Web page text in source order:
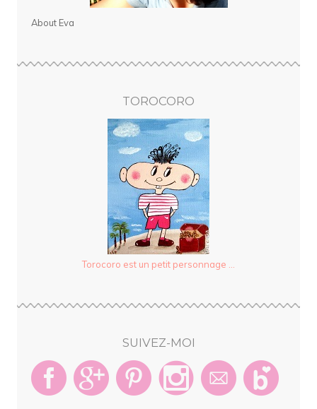
About Eva
TOROCORO
Torocoro est un petit personnage ...
SUIVEZ-MOI